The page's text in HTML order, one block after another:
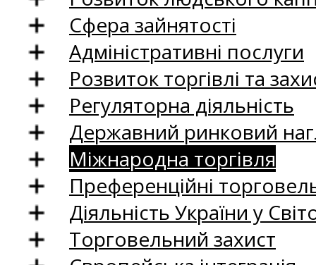
Сфера зайнятості
Адміністративні послуги
Розвиток торгівлі та
Регуляторна діяльність
Державний ринковий
Міжнародна торгівля
Преференційні
Діяльність України у
Торговельний захист